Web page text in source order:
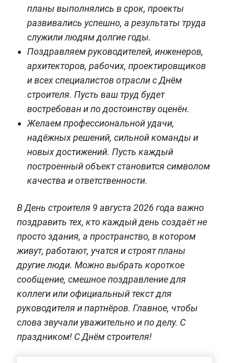
планы выполнялись в срок, проекты
развивались успешно, а результаты труда
служили людям долгие годы.
Поздравляем руководителей, инженеров,
архитекторов, рабочих, проектировщиков
и всех специалистов отрасли с Днём
строителя. Пусть ваш труд будет
востребован и по достоинству оценён.
Желаем профессиональной удачи,
надёжных решений, сильной команды и
новых достижений. Пусть каждый
построенный объект становится символом
качества и ответственности.
В День строителя 9 августа 2026 года важно
поздравить тех, кто каждый день создаёт не
просто здания, а пространство, в котором
живут, работают, учатся и строят планы
другие люди. Можно выбрать короткое
сообщение, смешное поздравление для
коллеги или официальный текст для
руководителя и партнёров. Главное, чтобы
слова звучали уважительно и по делу. С
праздником! С Днём строителя!